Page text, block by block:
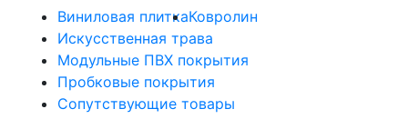
Виниловая плиткаКовролин
Искусственная трава
Модульные ПВХ покрытия
Пробковые покрытия
Сопутствующие товары